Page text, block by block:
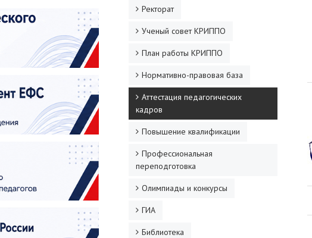
Ректорат
Ученый совет КРИППО
План работы КРИППО
Нормативно-правовая база
Аттестация педагогических
кадров
Повышение квалификации
Профессиональная
переподготовка
Олимпиады и конкурсы
ГИА
Библиотека